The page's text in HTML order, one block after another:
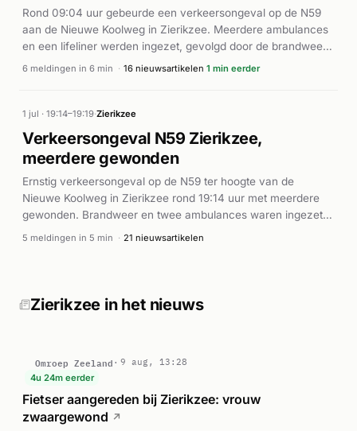
Rond 09:04 uur gebeurde een verkeersongeval op de N59
aan de Nieuwe Koolweg in Zierikzee. Meerdere ambulances
en een lifeliner werden ingezet, gevolgd door de brandweer
als eerstehulpverlener. Volgens HVZeeland en Omroep
spoedeisende medische hulp ter plaatse.
6 meldingen in 6 min · 16 nieuwsartikelen 1 min eerder
1 jul · 19:14–19:19·Zierikzee
Verkeersongeval N59 Zierikzee,
meerdere gewonden
Ernstig verkeersongeval op de N59 ter hoogte van de
Nieuwe Koolweg in Zierikzee rond 19:14 uur met meerdere
gewonden. Brandweer en twee ambulances waren ingezet
voor hulpverlening.
5 meldingen in 5 min · 21 nieuwsartikelen
Zierikzee in het nieuws
Omroep Zeeland
9 aug, 13:28
4u 24m eerder
Fietser aangereden bij Zierikzee: vrouw
zwaargewond ↗